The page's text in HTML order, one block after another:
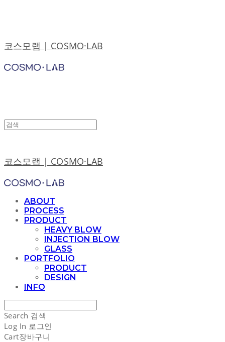
코스모랩 | COSMO·LAB
코스모랩 | COSMO·LAB
ABOUT
PROCESS
PRODUCT
HEAVY BLOW
INJECTION BLOW
GLASS
PORTFOLIO
PRODUCT
DESIGN
INFO
Search 검색
Log In 로그인
Cart장바구니